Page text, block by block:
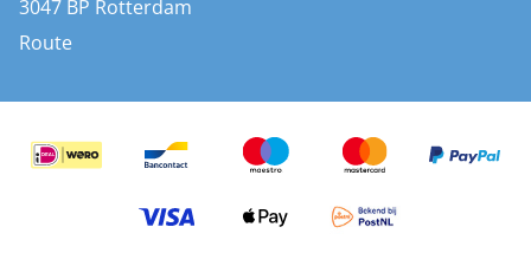
Zwemtrappen
3047 BP Rotterdam
Route